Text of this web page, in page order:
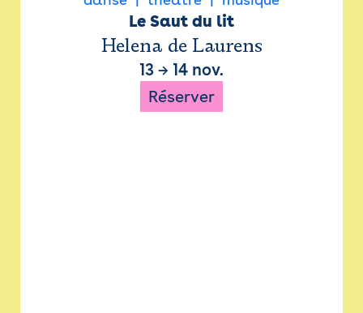
Le Saut du lit
Helena de Laurens
13 → 14 nov.
Réserver